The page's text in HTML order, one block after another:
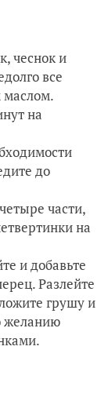
чеснок и
все
маслом.
на
до
части,
на
и добавьте
Разлейте
грушу и
желанию